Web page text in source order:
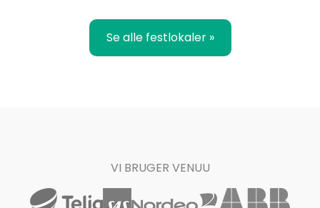
Se alle festlokaler »
VI BRUGER VENUU